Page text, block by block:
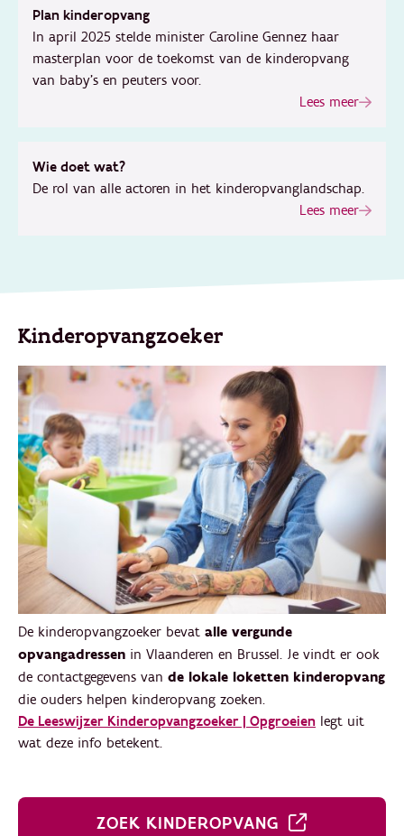
Plan kinderopvang
In april 2025 stelde minister Caroline Gennez haar
masterplan voor de toekomst van de kinderopvang
van baby’s en peuters voor.
Lees meer
Wie doet wat?
De rol van alle actoren in het kinderopvanglandschap.
Lees meer
Kinderopvangzoeker
De kinderopvangzoeker bevat alle vergunde
opvangadressen in Vlaanderen en Brussel. Je vindt er ook
de contactgegevens van de lokale loketten kinderopvang
die ouders helpen kinderopvang zoeken.
De Leeswijzer Kinderopvangzoeker | Opgroeien legt uit
wat deze info betekent.
ZOEK KINDEROPVANG